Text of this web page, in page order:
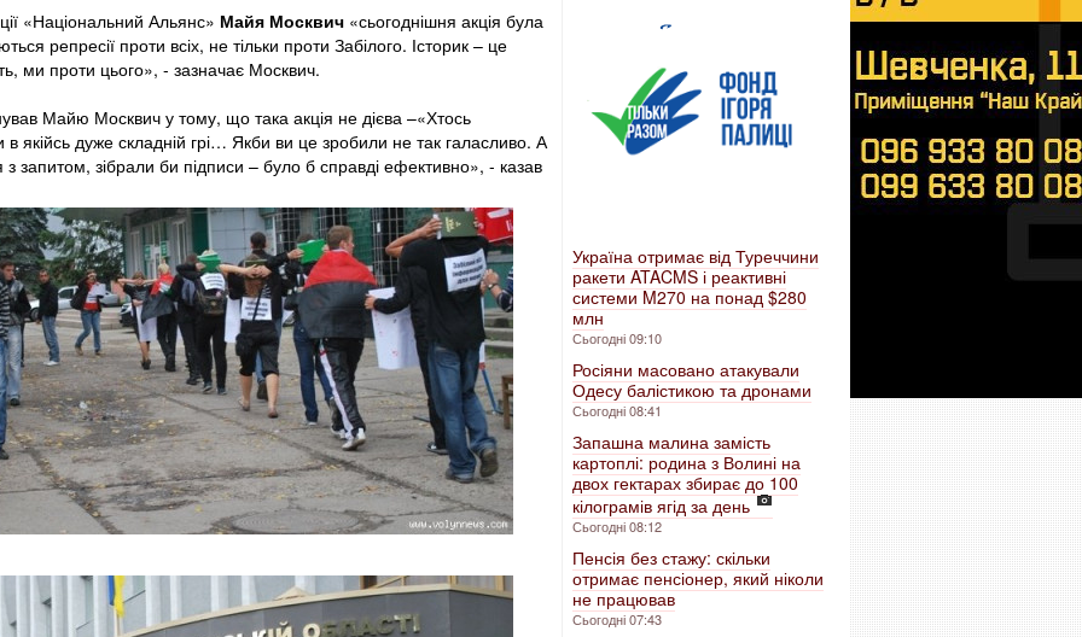
«Національний Альянс» Майя Москвич «сьогоднішня акція була
репресії проти всіх, не тільки проти Забілого. Історик – це
ми проти цього», - зазначає Москвич.
Майю Москвич у тому, що така акція не дієва –«Хтось
якійсь дуже складній грі… Якби ви це зробили не так галасливо. А
з запитом, зібрали би підписи – було б справді ефективно», - казав
Україна отримає від Туреччини
ракети ATACMS і реактивні
системи M270 на понад $280
млн
Сьогодні 09:10
Росіяни масовано атакували
Одесу балістикою та дронами
Сьогодні 08:41
Запашна малина замість
картоплі: родина з Волині на
двох гектарах збирає до 100
кілограмів ягід за день
Сьогодні 08:12
Пенсія без стажу: скільки
отримає пенсіонер, який ніколи
не працював
Сьогодні 07:43